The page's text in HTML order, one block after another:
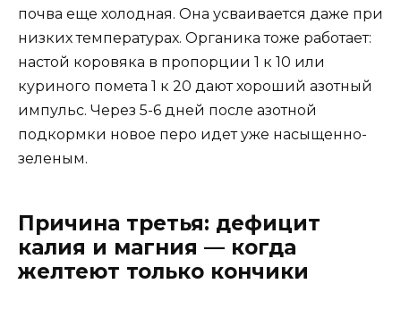
почва еще холодная. Она усваивается даже при
низких температурах. Органика тоже работает:
настой коровяка в пропорции 1 к 10 или
куриного помета 1 к 20 дают хороший азотный
импульс. Через 5-6 дней после азотной
подкормки новое перо идет уже насыщенно-
зеленым.
Причина третья: дефицит
калия и магния — когда
желтеют только кончики